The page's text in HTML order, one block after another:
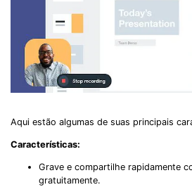
Aqui estão algumas de suas principais
Características:
Grave e compartilhe rapidamente
gratuitamente.